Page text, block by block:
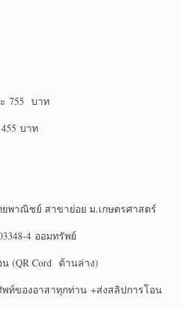
บาท
บาท
าณิชย์ สาขาย่อย ม.เกษตรศาสตร์
4 ออมทรัพย์
(QR Cord ด้านล่าง)
ท์ของอาสาทุกท่าน +ส่งสลิปการโอน